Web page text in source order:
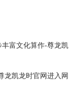
富文化算作-尊龙凯
龙凯龙时官网进入网